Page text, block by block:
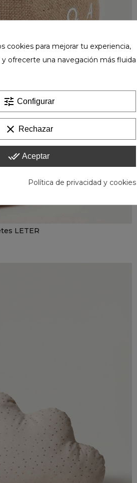
LETER
cookies para mejorar tu experiencia,
ofrecerte una navegación más fluida
tune Configurar
clear Rechazar
done_all Aceptar
Política de privacidad y cookies